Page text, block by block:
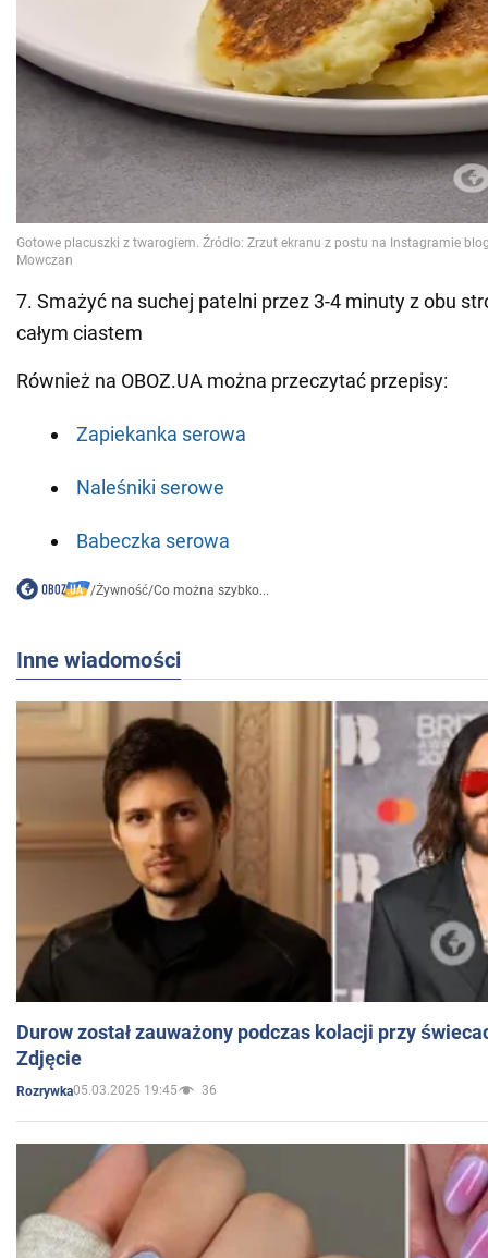
7. Smażyć na suchej patelni przez 3-4 minuty z obu
całym ciastem
Również na OBOZ.UA można przeczytać przepisy:
Zapiekanka serowa
Naleśniki serowe
Babeczka serowa
/Żywność/Co można szybko...
Inne wiadomości
Durow został zauważony podczas kolacji przy
Zdjęcie
Rozrywka05.03.2025 19:45 36